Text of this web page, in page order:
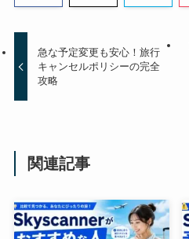
急な予定変更も安心！旅行
キャンセルポリシーの完全
攻略
関連記事